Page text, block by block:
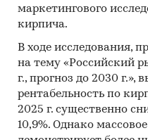
маркетингового
кирпича.
В ходе исследования,
на тему «Российский
г., прогноз до 2030 г.»,
рентабельность по
2025 г. существенно
10,9%. Однако